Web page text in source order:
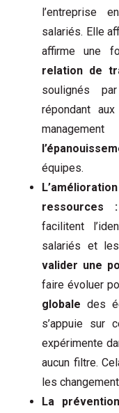
l’entreprise
salariés. Elle
affirme une
relation de
soulignés
répondant
équipes.
ressources
facilitent
salariés et les
valider une
faire évoluer
globale des
s’appuie sur
expérimente
aucun filtre.
les
La